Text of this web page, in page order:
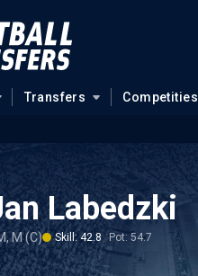
Transfers Competities
Labedzki
M (C) Skill: 42.8 Pot: 54.7